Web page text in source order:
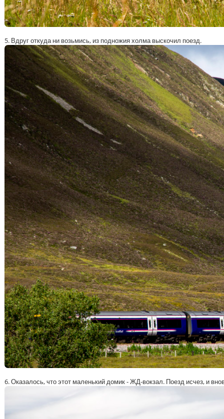
5. Вдруг откуда ни возьмись, из подножия холма выскочил поезд.
6. Оказалось, что этот маленький домик - ЖД-вокзал. Поезд исчез, и